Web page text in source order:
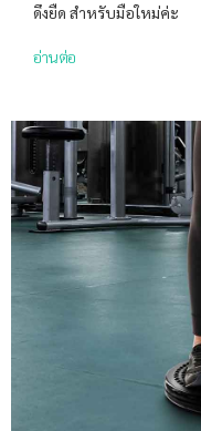
ดึงยืด สำหรับมือใหม่ค่ะ
อ่านต่อ